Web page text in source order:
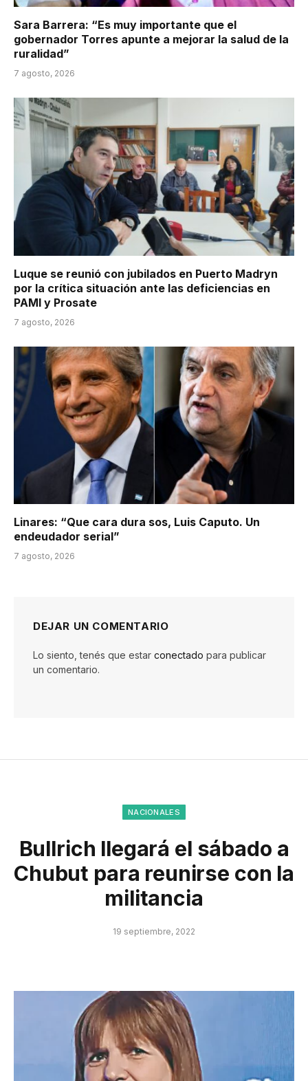
Sara Barrera: “Es muy importante que el
gobernador Torres apunte a mejorar la salud de la
ruralidad”
7 agosto, 2026
Luque se reunió con jubilados en Puerto Madryn
por la crítica situación ante las deficiencias en
PAMI y Prosate
7 agosto, 2026
Linares: “Que cara dura sos, Luis Caputo. Un
endeudador serial”
7 agosto, 2026
DEJAR UN COMENTARIO
Lo siento, tenés que estar conectado para publicar
un comentario.
NACIONALES
Bullrich llegará el sábado a
Chubut para reunirse con la
militancia
19 septiembre, 2022